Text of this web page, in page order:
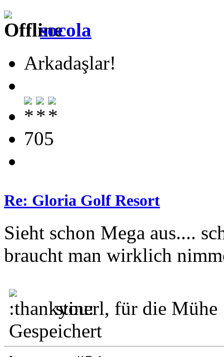
socola
Arkadaşlar!
705
Re: Gloria Golf Resort
Sieht schon Mega aus....
braucht man wirklich
stinerl, für die Mühe
Gespeichert